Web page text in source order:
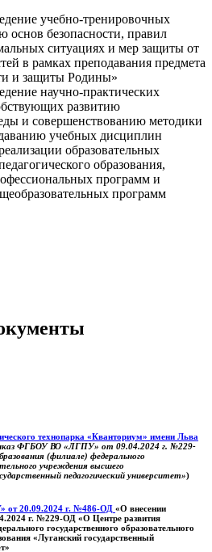
учебно-тренировочных
основ безопасности, правил
ситуациях и мер защиты от
в рамках преподавания предмета
и защиты Родины»
научно-практических
развитию
и совершенствованию методики
учебных дисциплин
образовательных
образования,
программ и
программ
технопарка «Кванториум» имени Льва
ФГБОУ ВО «ЛГПУ» от 09.04.2024 г. №229-
(филиале) федерального
учреждения высшего
педагогический университет»)
20.09.2024 г. №486-ОД «О внесении
г. №229-ОД «О Центре развития
государственного образовательного
«Луганский государственный